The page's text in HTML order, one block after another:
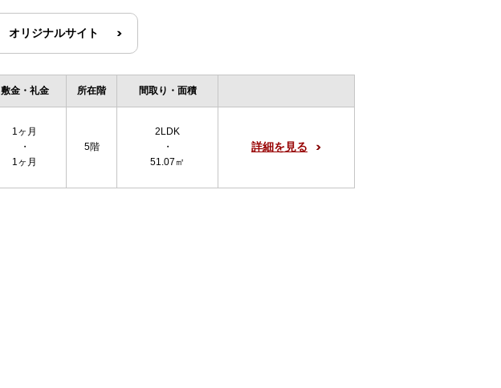
オリジナルサイト
敷金・礼金 所在階 間取り・面積
1ヶ月
・
1ヶ月
5階
2LDK
・
51.07㎡
詳細を見る